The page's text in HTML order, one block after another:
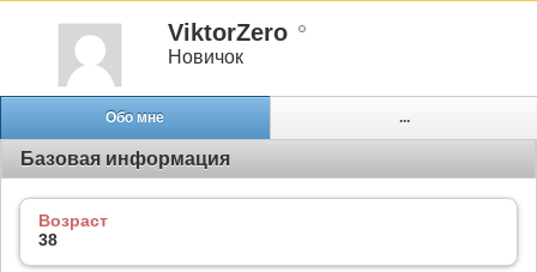
ViktorZero
Новичок
Обо мне ...
Базовая информация
Возраст
38